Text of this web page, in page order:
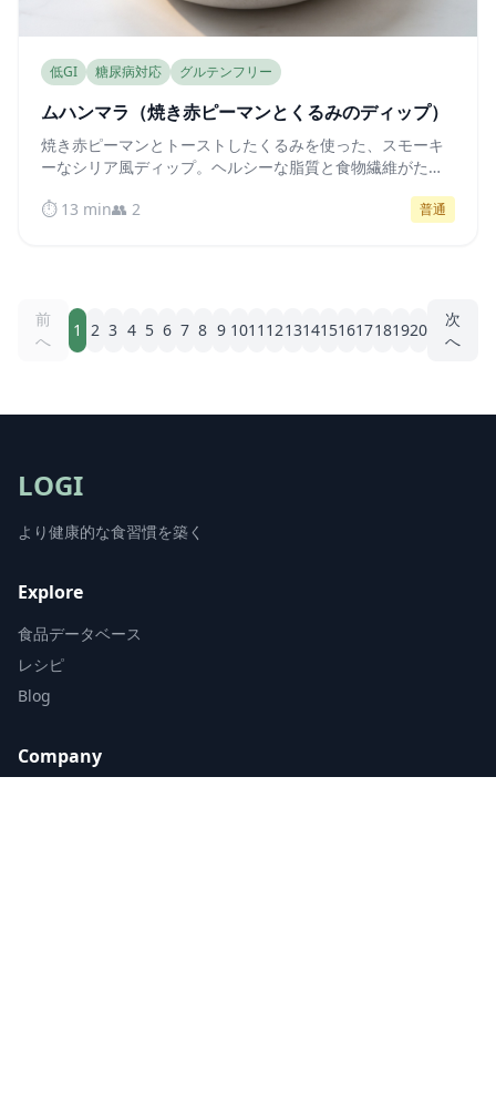
低GI 糖尿病対応 グルテンフリー
ムハンマラ（焼き赤ピーマンとくるみのディップ）
焼き赤ピーマンとトーストしたくるみを使った、スモーキ
ーなシリア風ディップ。ヘルシーな脂質と食物繊維がたっ
が穏やかです。
⏱️ 13 min👥 2 普通
前
へ
1 2 3 4 5 6 7 8 9 1011 121314151617181920
次
へ
LOGI
より健康的な食習慣を築く
Explore
食品データベース
レシピ
Blog
Company